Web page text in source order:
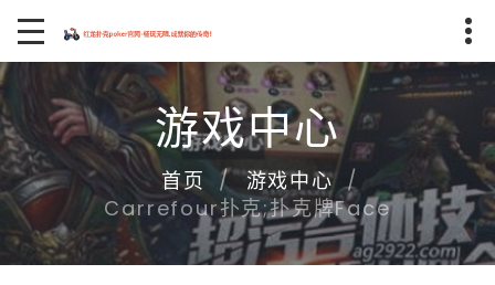
游戏中心
首页
游戏中心
Carrefour扑克;扑克牌face